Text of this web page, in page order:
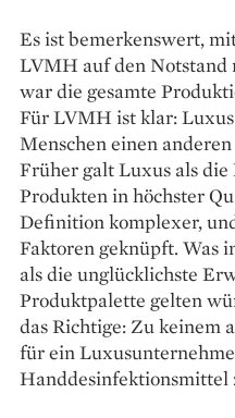
Es ist bemerkenswert,
LVMH auf den Notstand
war die gesamte
Für LVMH ist klar:
Menschen einen
Früher galt Luxus als
Produkten in höchster
Definition komplexer,
Faktoren geknüpft. Was
als die unglücklichste
Produktpalette gelten
das Richtige: Zu keinem
für ein
Handdesinfektionsmittel